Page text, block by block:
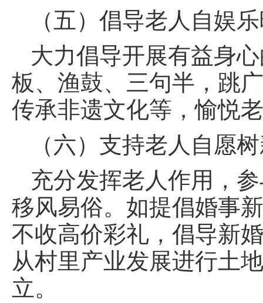
（五）倡导老人自娱
大力倡导开展有益身
板、渔鼓、三句半，跳
传承非遗文化等，愉悦
（六）支持老人自愿
充分发挥老人作用，
移风易俗。如提倡婚事
不收高价彩礼，倡导新
从村里产业发展进行土
立。